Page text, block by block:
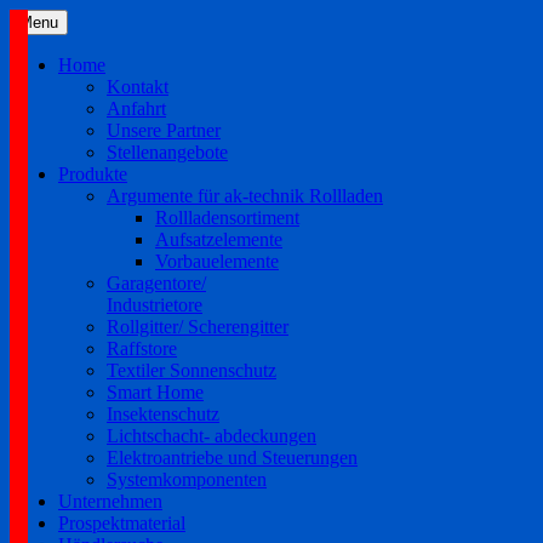
Skip
content
Menu
Home
Kontakt
Anfahrt
Unsere Partner
Stellenangebote
Produkte
Argumente für ak-technik Rollladen
Rollladensortiment
Aufsatzelemente
Vorbauelemente
Garagentore/
Industrietore
Rollgitter/ Scherengitter
Raffstore
Textiler Sonnenschutz
Smart Home
Insektenschutz
Lichtschacht- abdeckungen
Elektroantriebe und Steuerungen
Systemkomponenten
Unternehmen
Prospektmaterial